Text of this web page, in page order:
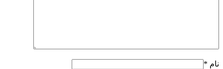
نام *